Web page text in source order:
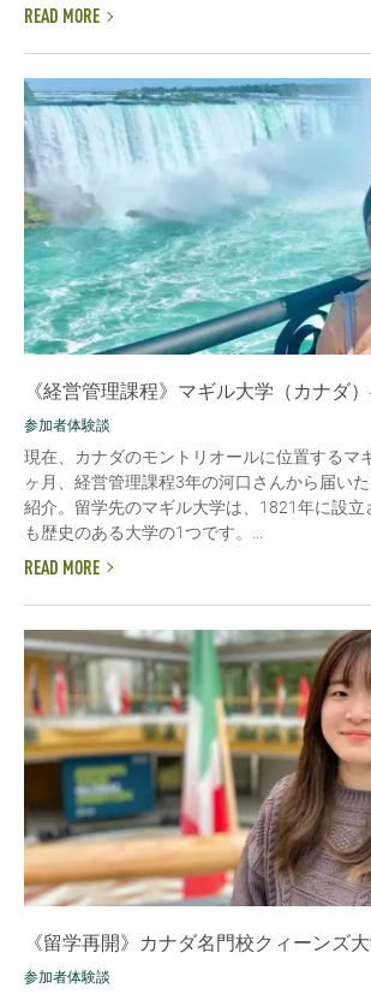
READ MORE
《経営管理課程》マギル大学（カナダ
参加者体験談
現在、カナダのモントリオールに位置するマ
ヶ月、経営管理課程3年の河口さんから届い
紹介。留学先のマギル大学は、1821年に設立
も歴史のある大学の1つです。...
READ MORE
《留学再開》カナダ名門校クィーンズ
参加者体験談